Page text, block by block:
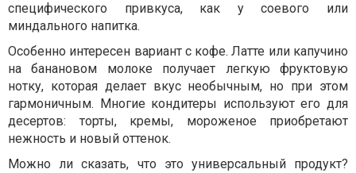
специфического привкуса, как у соевого или
миндального напитка.
Особенно интересен вариант с кофе. Латте или капучино
на банановом молоке получает легкую фруктовую
нотку, которая делает вкус необычным, но при этом
гармоничным. Многие кондитеры используют его для
десертов: торты, кремы, мороженое приобретают
нежность и новый оттенок.
Можно ли сказать, что это универсальный продукт?